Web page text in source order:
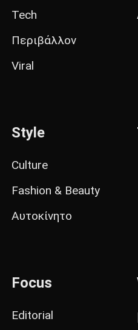
Tech
Περιβάλλον
Viral
Style
Culture
Fashion & Beauty
Αυτοκίνητο
Focus
Editorial